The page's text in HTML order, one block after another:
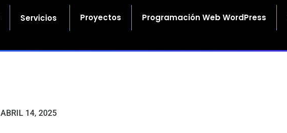
Servicios Proyectos Programación Web WordPress
ABRIL 14, 2025